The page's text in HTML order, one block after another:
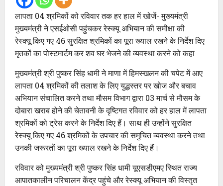
लापता 04 श्रमिकों को रविवार तक हर हाल में खोजें- मुख्यमंत्री
मुख्यमंत्री ने एसईओसी पहुंचकर रेस्क्यू अभियान की समीक्षा की
रेस्क्यू किए गए 46 सुरक्षित श्रमिकों का पूरा ख्याल रखने के निर्देश दिए
मृतकों का पोस्टमार्टम कर शव घर भेजने की व्यवस्था करने को कहा
मुख्यमंत्री श्री पुष्कर सिंह धामी ने माणा में हिमस्खलन की चपेट में आए
लापता 04 श्रमिकों की तलाश के लिए युद्धस्तर पर खोज और बचाव
अभियान संचालित करने तथा मौसम विभाग द्वारा 03 मार्च से मौसम के
दोबारा खराब होने की चेतावनी के दृष्टिगत रविवार को हर हाल में लापता
श्रमिकों को ट्रेस करने के निर्देश दिए हैं। साथ ही उन्होंने सुरक्षित
रेस्क्यू किए गए 46 श्रमिकों के उपचार की समुचित व्यवस्था करने तथा
उनकी जरूरतों का पूरा ख्याल रखने के निर्देश दिए हैं।
रविवार को मुख्यमंत्री श्री पुष्कर सिंह धामी यूएसडीएमए स्थित राज्य
आपातकालीन परिचालन केंद्र पहुंचे और रेस्क्यू अभियान की विस्तृत